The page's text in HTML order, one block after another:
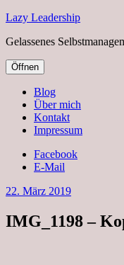
Lazy Leadership
Gelassenes
Öffnen
Blog
Über mich
Kontakt
Impressum
Facebook
E-Mail
22. März 2019
IMG_1198 –